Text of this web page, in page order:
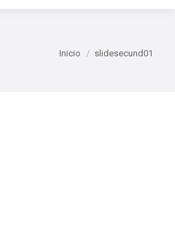
Estás aquí:
Inicio slidesecund01